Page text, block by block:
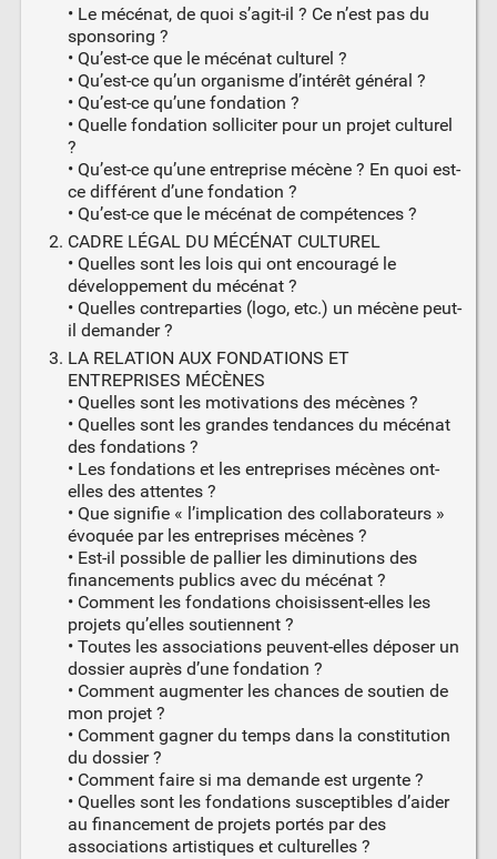
• Le mécénat, de quoi s’agit-il ? Ce n’est pas du
sponsoring ?
• Qu’est-ce que le mécénat culturel ?
• Qu’est-ce qu’un organisme d’intérêt général ?
• Qu’est-ce qu’une fondation ?
• Quelle fondation solliciter pour un projet culturel
?
• Qu’est-ce qu’une entreprise mécène ? En quoi est-
ce différent d’une fondation ?
• Qu’est-ce que le mécénat de compétences ?
CADRE LÉGAL DU MÉCÉNAT CULTUREL
• Quelles sont les lois qui ont encouragé le
développement du mécénat ?
• Quelles contreparties (logo, etc.) un mécène peut-
il demander ?
LA RELATION AUX FONDATIONS ET
ENTREPRISES MÉCÈNES
• Quelles sont les motivations des mécènes ?
• Quelles sont les grandes tendances du mécénat
des fondations ?
• Les fondations et les entreprises mécènes ont-
elles des attentes ?
• Que signifie « l’implication des collaborateurs »
évoquée par les entreprises mécènes ?
• Est-il possible de pallier les diminutions des
financements publics avec du mécénat ?
• Comment les fondations choisissent-elles les
projets qu’elles soutiennent ?
• Toutes les associations peuvent-elles déposer un
dossier auprès d’une fondation ?
• Comment augmenter les chances de soutien de
mon projet ?
• Comment gagner du temps dans la constitution
du dossier ?
• Comment faire si ma demande est urgente ?
• Quelles sont les fondations susceptibles d’aider
au financement de projets portés par des
associations artistiques et culturelles ?